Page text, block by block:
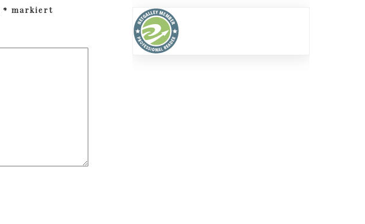
* markiert